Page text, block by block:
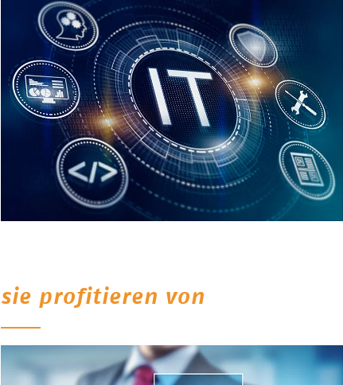
sie profitieren von